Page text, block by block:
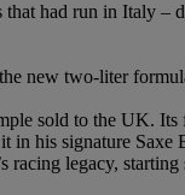
had run in Italy
new two-liter
sold to the UK.
his signature
legacy,